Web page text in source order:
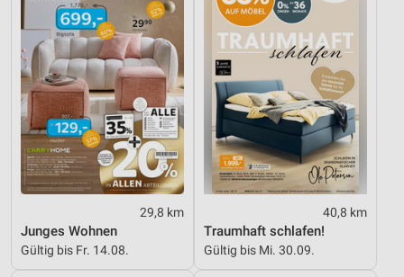
29,8 km
Junges Wohnen
Gültig bis Fr. 14.08.
40,8 km
Traumhaft schlafen!
Gültig bis Mi. 30.09.